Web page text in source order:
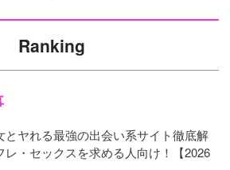
Ranking
とヤれる最強の出会い系サイト徹底解
レ・セックスを求める人向け！【2026